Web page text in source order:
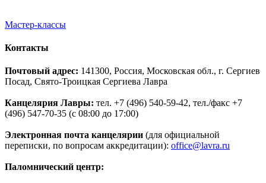
Мастер-классы
Контакты
Почтовый адрес: 141300, Россия, Московская обл., г. Сергиев
Посад, Свято-Троицкая Сергиева Лавра
Канцелярия Лавры: тел. +7 (496) 540-59-42, тел./факс +7
(496) 547-70-35 (с 08:00 до 17:00)
Электронная почта канцелярии (для официальной
переписки, по вопросам аккредитации): office@lavra.ru
Паломнический центр: